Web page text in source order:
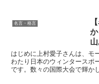
名言・格言
と
はじめに上村愛子さんは、モ
わたり日本のウィンタースポ
です。数々の国際大会で輝か